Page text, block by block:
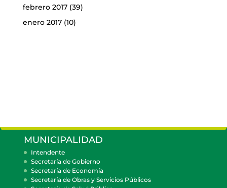
febrero 2017(39)
enero 2017(10)
MUNICIPALIDAD
Intendente
Secretaría de Gobierno
Secretaría de Economía
Secretaría de Obras y Servicios Públicos